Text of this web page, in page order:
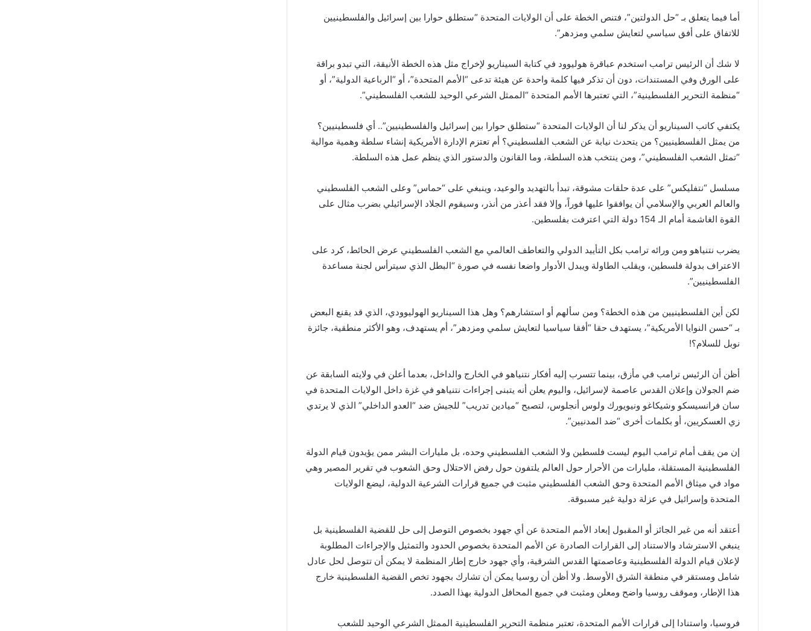
أما فيما يتعلق بـ “حل الدولتين”، فتنص الخطة على أن الولايات المتحدة “ستطلق حوارا بين إسرائيل والفلسطينيين
للاتفاق على أفق سياسي لتعايش سلمي ومزدهر”.
لا شك أن الرئيس ترامب استخدم عباقرة هوليوود في كتابة السيناريو لإخراج مثل هذه الخطة الأنيقة، التي تبدو براقة
على الورق وفي المستندات، دون أن تذكر فيها كلمة واحدة عن هيئة تدعى “الأمم المتحدة”، أو “الرباعية الدولية”، أو
“منظمة التحرير الفلسطينية”، التي تعتبرها الأمم المتحدة “الممثل الشرعي الوحيد للشعب الفلسطيني”.
يكتفي كاتب السيناريو أن يذكر لنا أن الولايات المتحدة “ستطلق حوارا بين إسرائيل والفلسطينيين”.. أي فلسطينيين؟
من يمثل الفلسطينيين؟ من يتحدث نيابة عن الشعب الفلسطيني؟ أم تعتزم الإدارة الأمريكية إنشاء سلطة وهمية موالية
“تمثل الشعب الفلسطيني”، ومن ينتخب هذه السلطة، وما القانون والدستور الذي ينظم عمل هذه السلطة.
مسلسل “نتفليكس” على عدة حلقات مشوقة، تبدأ بالتهديد والوعيد، وينبغي على “حماس” وعلى الشعب الفلسطيني
والعالم العربي والإسلامي أن يوافقوا عليها فوراً، وإلا فقد أعذر من أنذر، وسيقوم الجلاد الإسرائيلي بضرب مثال على
القوة الغاشمة أمام الـ 154 دولة التي اعترفت بفلسطين.
يضرب نتنياهو ومن ورائه ترامب بكل التأييد الدولي والتعاطف العالمي مع الشعب الفلسطيني عرض الحائط، كرد على
الاعتراف بدولة فلسطين، ويقلب الطاولة ويبدل الأدوار واضعا نفسه في صورة “البطل الذي سيترأس لجنة مساعدة
الفلسطينيين”.
لكن أين الفلسطينيين من هذه الخطة؟ ومن سألهم أو استشارهم؟ وهل هذا السيناريو الهوليوودي، الذي قد يقنع البعض
بـ “حسن النوايا الأمريكية”، يستهدف حقا “أفقا سياسيا لتعايش سلمي ومزدهر”، أم يستهدف، وهو الأكثر منطقية، جائزة
نوبل للسلام؟!
أظن أن الرئيس ترامب في مأزق، بينما تتسرب إليه أفكار نتنياهو في الخارج والداخل، بعدما أعلن في ولايته السابقة عن
ضم الجولان وإعلان القدس عاصمة لإسرائيل، واليوم يعلن أنه يتبنى إجراءات نتنياهو في غزة داخل الولايات المتحدة في
سان فرانسيسكو وشيكاغو ونيويورك ولوس أنجلوس، لتصبح “ميادين تدريب” للجيش ضد “العدو الداخلي” الذي لا يرتدي
زي العسكريين، أو بكلمات أخرى “ضد المدنيين”.
إن من يقف أمام ترامب اليوم ليست فلسطين ولا الشعب الفلسطيني وحده، بل مليارات البشر ممن يؤيدون قيام الدولة
الفلسطينية المستقلة، مليارات من الأحرار حول العالم يلتفون حول رفض الاحتلال وحق الشعوب في تقرير المصير وهي
مواد في ميثاق الأمم المتحدة وحق الشعب الفلسطيني مثبت في جميع قرارات الشرعية الدولية، ليضع الولايات
المتحدة وإسرائيل في عزلة دولية غير مسبوقة.
أعتقد أنه من غير الجائز أو المقبول إبعاد الأمم المتحدة عن أي جهود بخصوص التوصل إلى حل للقضية الفلسطينية بل
ينبغي الاسترشاد والاستناد إلى القرارات الصادرة عن الأمم المتحدة بخصوص الحدود والتمثيل والإجراءات المطلوبة
لإعلان قيام الدولة الفلسطينية وعاصمتها القدس الشرقية، وأي جهود خارج إطار المنظمة لا يمكن أن تتوصل لحل عادل
شامل ومستقر في منطقة الشرق الأوسط. ولا أظن أن روسيا يمكن أن تشارك بجهود تخص القضية الفلسطينية خارج
هذا الإطار، وموقف روسيا واضح ومعلن ومثبت في جميع المحافل الدولية بهذا الصدد.
فروسيا، واستنادا إلى قرارات الأمم المتحدة، تعتبر منظمة التحرير الفلسطينية الممثل الشرعي الوحيد للشعب
مجلس الشيوخ الأميركي يقر مشروع عقوبات
موسعة ضد روسيا